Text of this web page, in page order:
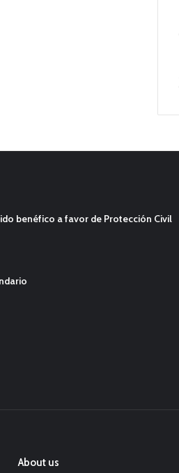
benéfico a favor de Protección Civil
About us